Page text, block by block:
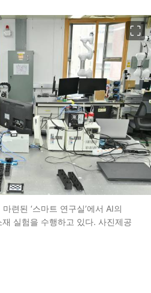
련된 ‘스마트 연구실’에서 AI의
실험을 수행하고 있다. 사진제공